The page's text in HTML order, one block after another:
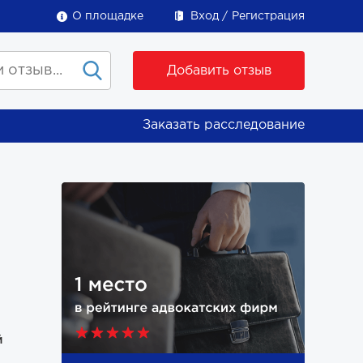
О площадке Вход Регистрация
Добавить отзыв
Заказать расследование